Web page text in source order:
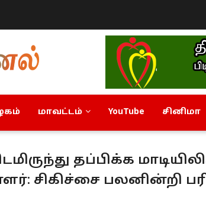
மாவட்டம் YouTube சினிமா
தப்பிக்க
சிகிச்சை பலனின்றி